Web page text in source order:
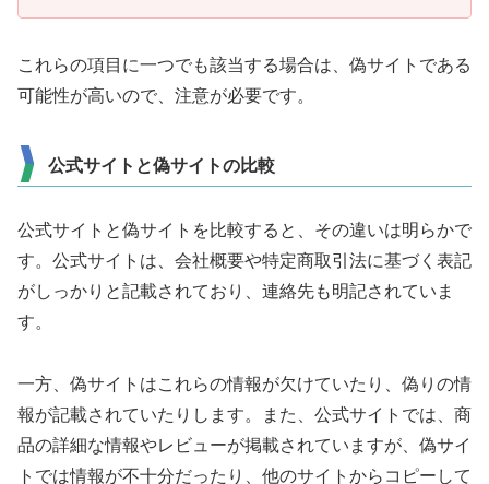
これらの項目に一つでも該当する場合は、偽サイトである
可能性が高いので、注意が必要です。
公式サイトと偽サイトの比較
公式サイトと偽サイトを比較すると、その違いは明らかで
す。公式サイトは、会社概要や特定商取引法に基づく表記
がしっかりと記載されており、連絡先も明記されていま
す。
一方、偽サイトはこれらの情報が欠けていたり、偽りの情
報が記載されていたりします。また、公式サイトでは、商
品の詳細な情報やレビューが掲載されていますが、偽サイ
トでは情報が不十分だったり、他のサイトからコピーして